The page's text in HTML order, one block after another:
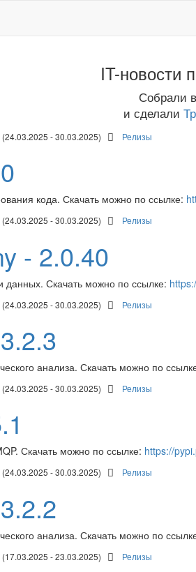
IT-новости
Собрали
и сделали
(24.03.2025 - 30.03.2025) Релизы
кода. Скачать можно по ссылке:
(24.03.2025 - 30.03.2025) Релизы
- 2.0.40
данных. Скачать можно по ссылке:
(24.03.2025 - 30.03.2025) Релизы
анализа. Скачать можно по
(24.03.2025 - 30.03.2025) Релизы
Скачать можно по ссылке: https://
(24.03.2025 - 30.03.2025) Релизы
анализа. Скачать можно по
(17.03.2025 - 23.03.2025) Релизы